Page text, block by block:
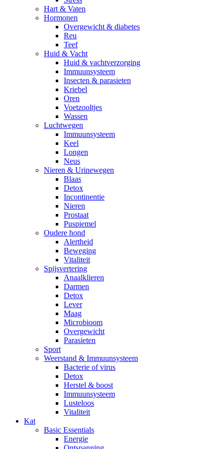
Hart & Vaten
Hormonen
Overgewicht & diabetes
Reu
Teef
Huid & Vacht
Huid & vachtverzorging
Immuunsysteem
Insecten & parasieten
Kriebel
Oren
Voetzooltjes
Wassen
Luchtwegen
Immuunsysteem
Keel
Longen
Neus
Nieren & Urinewegen
Blaas
Detox
Incontinentie
Nieren
Prostaat
Puspiemel
Oudere hond
Alertheid
Beweging
Vitaliteit
Spijsvertering
Anaalklieren
Darmen
Detox
Lever
Maag
Microbioom
Overgewicht
Parasieten
Sport
Weerstand & Immuunsysteem
Bacterie of virus
Detox
Herstel & boost
Immuunsysteem
Lusteloos
Vitaliteit
Kat
Basic Essentials
Energie